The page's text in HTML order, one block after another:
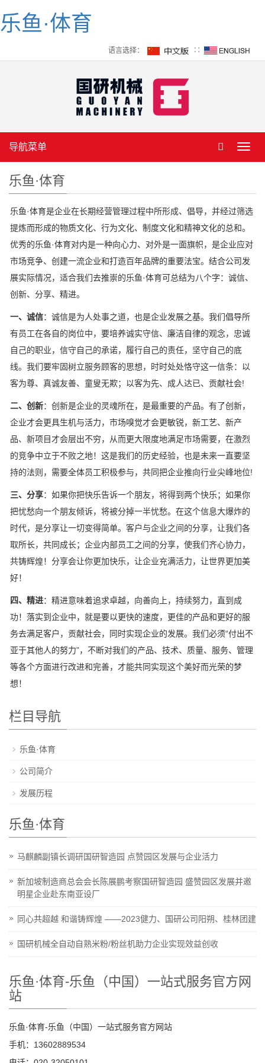
乐鱼·体育
语言选择： ∷
导航菜单
乐鱼·体育
乐鱼·体育是企业在长期经营管理过程中所形成、倡导，并经过筛选
提炼而形成的物质文化、行为文化、制度文化和精神文化的总和。
优秀的乐鱼·体育对内是一种向心力、对外是一面旗帜，是企业应对
市场竞争、创建一流企业和打造百年品牌的重要法宝。结合公司发
展实际情况，适合我们去推崇的乐鱼·体育可总结为八个字：诚信、
创新、分享、精进。
一、诚信：诚信是为人处事之道，也是企业发展之基。我们倡导所
有员工在各自的岗位中，要培养诚实守信、廉洁自律的观念，忠诚
自己的职业，信守自己的承诺，履行自己的责任，坚守自己的底
线。我们要牢固树立服务顾客的思想，时时处处恪守这一信条：以
客为尊、真诚友善、童叟无欺；以客为先、成人达已、贡献社会!
二、创新：创新是企业的灵魂所在，是最重要的产品。有了创新，
企业才会更具生机与活力，市场嗅觉才会更敏锐，新工艺、新产
品、新项目才会层出不穷，从而更大限度地满足市场需要，在激烈
的竞争中立于不败之地！这是我们的历史经验，也是未来一直要坚
持的法则，需要全体员工积极参与，共同把企业推向行业尖峰地位!
三、分享：如果你把快乐告诉一个朋友，将得到两个快乐；如果你
把忧愁向一个朋友倾诉，将被分掉一半忧愁。在这个信息大爆炸的
时代，是分享让一切变得简单。客户与企业之间的分享，让我们各
取所长，共同成长；企业内部员工之间的分享，使我们齐心协力，
共铸辉煌！分享会让你更加快乐，让企业充满活力，让世界更加美
好！
四、精进：精进意味着追求卓越，向善向上，持续努力，直到成
功！落实到企业中，就是要以更快的速度，更佳的产品和更好的服
务去满足客户，贡献社会，同时实现企业的发展。我们必须“付出不
亚于其他人的努力”，不断对我们的产品、技术、质量、服务、管理
等各个方面进行改进和完善，才能共同实现这个美好而光荣的梦
想！
栏目导航
乐鱼·体育
公司简介
发展历程
乐鱼·体育
马麒麟副镇长调研国研智造园 点赞园区发展与企业活力
新加坡制造商总会会长陈展鹏考察国研智造园 盛赞园区发展并邀
明星企业赴东南亚设厂
同心共超越 和谐铸辉煌 ——2023健力、国研公司阳朔、桂林团建
国研机械全自动自熟米粉/粉丝机助力企业实现效益创收
乐鱼·体育-乐鱼（中国）一站式服务官方网
站
乐鱼·体育-乐鱼（中国）一站式服务官方网站
手机：13602889534